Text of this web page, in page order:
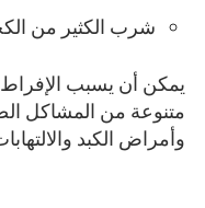
شرب الكثير من
يمكن أن يسبب
متنوعة من المشاكل
وأمراض الكبد